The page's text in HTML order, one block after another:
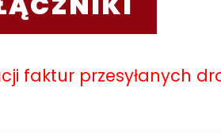
faktur przesyłanych